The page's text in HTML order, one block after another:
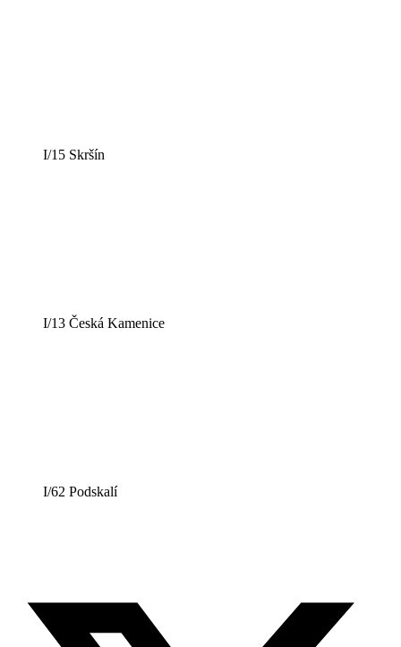
I/15 Skršín
I/13 Česká Kamenice
I/62 Podskalí